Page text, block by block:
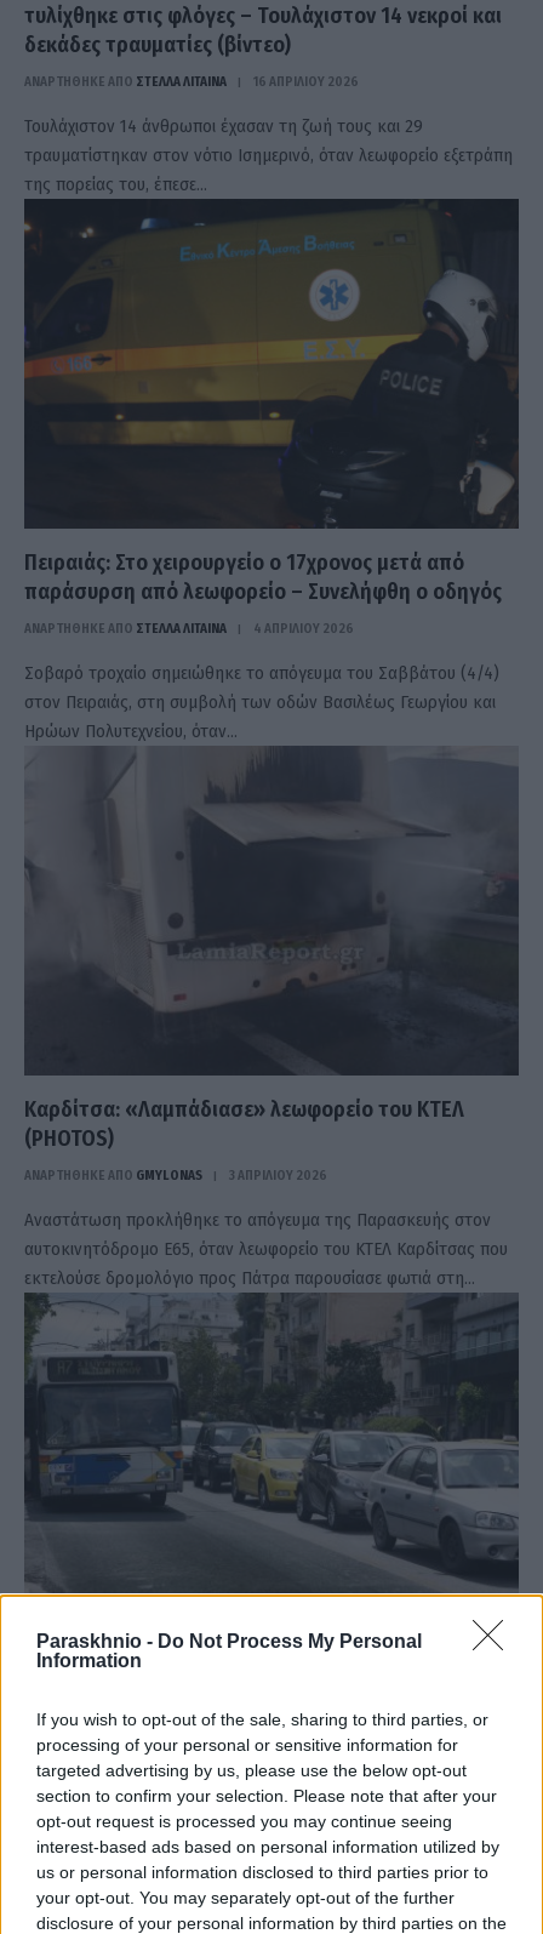
Paraskhnio - Do Not Process My Personal
Information
If you wish to opt-out of the sale, sharing to third parties, or
processing of your personal or sensitive information for
targeted advertising by us, please use the below opt-out
section to confirm your selection. Please note that after your
opt-out request is processed you may continue seeing
interest-based ads based on personal information utilized by
us or personal information disclosed to third parties prior to
your opt-out. You may separately opt-out of the further
disclosure of your personal information by third parties on the
τυλίχθηκε στις φλόγες – Τουλάχιστον 14 νεκροί και
δεκάδες τραυματίες (βίντεο)
ΑΝΑΡΤΗΘΗΚΕ ΑΠΟ ΣΤΈΛΛΑ ΛΊΤΑΙΝΑ 16 ΑΠΡΙΛΊΟΥ 2026
Τουλάχιστον 14 άνθρωποι έχασαν τη ζωή τους και 29
τραυματίστηκαν στον νότιο Ισημερινό, όταν λεωφορείο εξετράπη
της πορείας του, έπεσε…
Πειραιάς: Στο χειρουργείο ο 17χρονος μετά από
παράσυρση από λεωφορείο – Συνελήφθη ο οδηγός
ΑΝΑΡΤΗΘΗΚΕ ΑΠΟ ΣΤΈΛΛΑ ΛΊΤΑΙΝΑ 4 ΑΠΡΙΛΊΟΥ 2026
Σοβαρό τροχαίο σημειώθηκε το απόγευμα του Σαββάτου (4/4)
στον Πειραιάς, στη συμβολή των οδών Βασιλέως Γεωργίου και
Ηρώων Πολυτεχνείου, όταν…
Καρδίτσα: «Λαμπάδιασε» λεωφορείο του ΚΤΕΛ
(PHOTOS)
ΑΝΑΡΤΗΘΗΚΕ ΑΠΟ GMYLONAS 3 ΑΠΡΙΛΊΟΥ 2026
Αναστάτωση προκλήθηκε το απόγευμα της Παρασκευής στον
αυτοκινητόδρομο Ε65, όταν λεωφορείο του ΚΤΕΛ Καρδίτσας που
εκτελούσε δρομολόγιο προς Πάτρα παρουσίασε φωτιά στη…
Σοβαρό τροχαίο στην Κηφισιά: Λεωφορείο του ΟΑΣΑ
ΑΝΑΡΤΗΘΗΚΕ ΑΠΟΆΛΚΗΣΤΗ ΓΑΤΟΠΟΎΛΟΥ 19 ΜΑΡΤΊΟΥ 2026
Ένα σοβαρό τροχαίο έλαβε χώρα το απόγευμα της Πέμπτης
(19/3) στην Κηφισιά, όταν λεωφορείο του ΟΑΣΑ συγκρούστηκε με
ΙΧ στη…